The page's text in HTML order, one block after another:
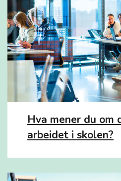
Hva mener du om
arbeidet i skolen?